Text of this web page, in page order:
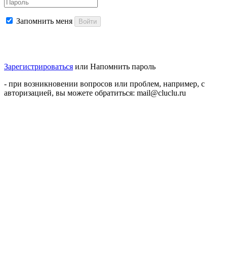
Запомнить меня Войти
Зарегистрироваться или Напомнить пароль
- при возникновении вопросов или проблем, например, с
авторизацией, вы можете обратиться: mail@cluclu.ru